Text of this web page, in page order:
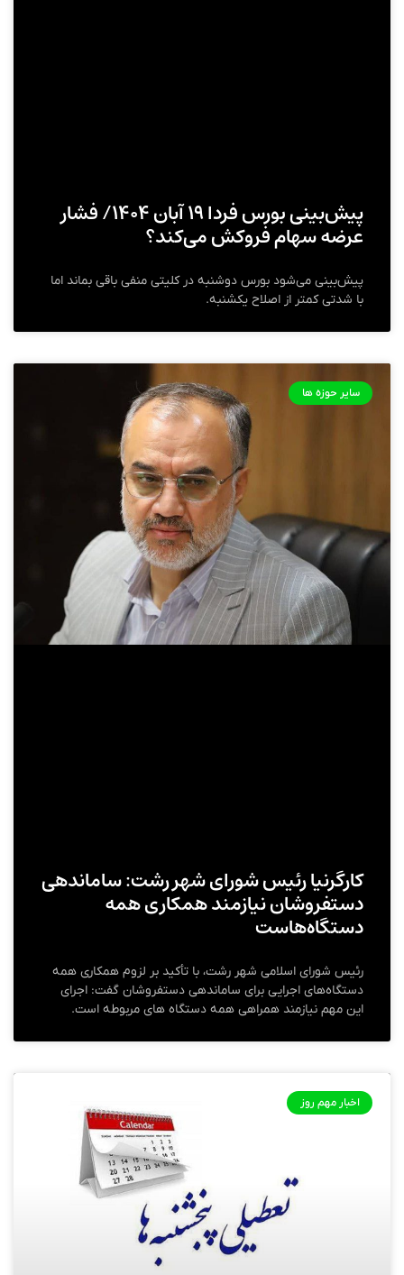
پیش‌بینی بورس فردا ۱۹ آبان ۱۴۰۴/ فشار
عرضه سهام فروکش می‌کند؟
پیش‌بینی می‌شود بورس دوشنبه در کلیتی منفی باقی بماند اما
با شدتی کمتر از اصلاح یکشنبه.
سایر حوزه ها
کارگرنیا رئیس شورای شهر رشت: ساماندهی
دستفروشان نیازمند همکاری همه
دستگاه‌هاست
رئیس شورای اسلامی شهر رشت، با تأکید بر لزوم همکاری همه
دستگاه‌های اجرایی برای ساماندهی دستفروشان گفت: اجرای
این مهم نیازمند همراهی همه دستگاه های مربوطه است.
اخبار مهم روز